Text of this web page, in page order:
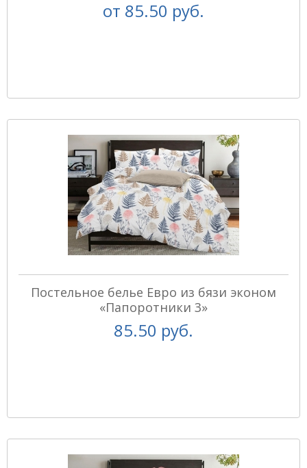
от 85.50 руб.
Постельное белье Евро из бязи эконом
«Папоротники 3»
85.50 руб.